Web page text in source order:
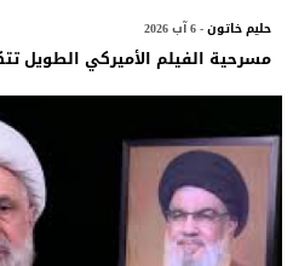
حليم خاتون- 6 آب 2026
مسرحية الفيلم الأميركي الطويل